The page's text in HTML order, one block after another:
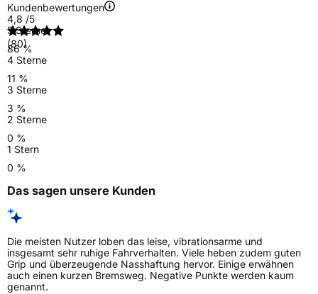
Kundenbewertungen
4,8 /5
(80)
5 Sterne
86 %
4 Sterne
11 %
3 Sterne
3 %
2 Sterne
0 %
1 Stern
0 %
Das sagen unsere Kunden
Die meisten Nutzer loben das leise, vibrationsarme und
insgesamt sehr ruhige Fahrverhalten. Viele heben zudem guten
Grip und überzeugende Nasshaftung hervor. Einige erwähnen
auch einen kurzen Bremsweg. Negative Punkte werden kaum
genannt.